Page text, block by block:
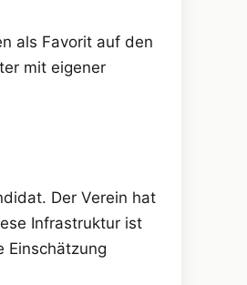
als Favorit auf den
mit eigener
Der Verein hat
Infrastruktur ist
Einschätzung